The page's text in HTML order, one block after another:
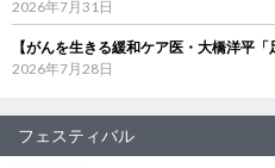
2026年7月31日
【がんを生きる緩和ケア医・大橋洋平
2026年7月28日
フェスティバル